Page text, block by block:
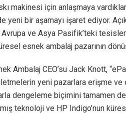
makinesi için anlaşmaya
yeni bir aşamayı işaret ediyor.
ve Asya Pasifik’teki
esnek ambalaj pazarının
Ambalaj CEO’su Jack Knott,
yeni pazarlara erişme ve
dengeleme biçimini tamamen
teknoloji ve HP Indigo’nun